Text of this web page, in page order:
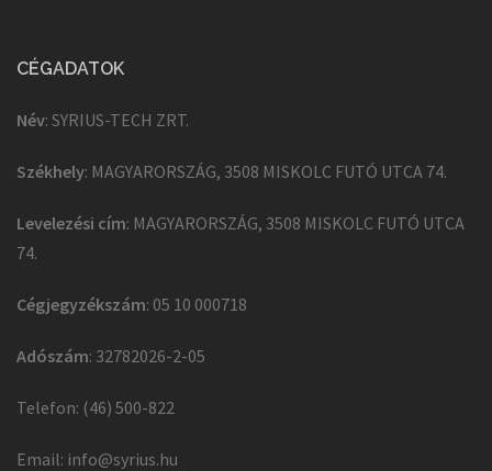
CÉGADATOK
Név: SYRIUS-TECH ZRT.
Székhely: MAGYARORSZÁG, 3508 MISKOLC FUTÓ UTCA 74.
Levelezési cím: MAGYARORSZÁG, 3508 MISKOLC FUTÓ UTCA
74.
Cégjegyzékszám: 05 10 000718
Adószám: 32782026-2-05
Telefon: (46) 500-822
Email: info@syrius.hu